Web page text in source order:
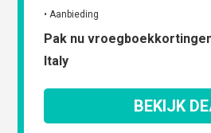
• Aanbieding
Pak nu
Italy
BEKIJK